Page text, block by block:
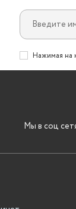
Нажимая на
Мы в соц